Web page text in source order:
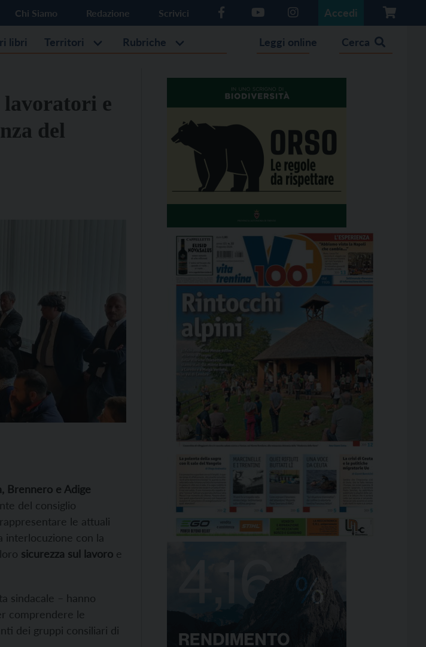
Chi Siamo Redazione Scrivici Accedi
libri Territori Rubriche Leggi online Cerca
lavoratori e
del
Brennero e Adige
del consiglio
le attuali
con la
sicurezza sul lavoro e
sindacale – hanno
comprendere le
dei gruppi consiliari di